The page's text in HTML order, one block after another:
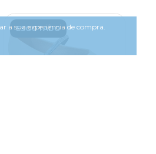
a sua experiência de compra.
ESGOTADO